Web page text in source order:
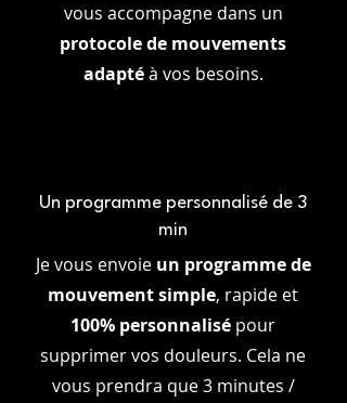
vous accompagne dans un
protocole de mouvements
adaptéà vos besoins.
Un programme personnalisé de 3
min
Je vous envoie un programme de
mouvement simple, rapide et
100% personnalisé pour
supprimer vos douleurs. Cela ne
vous prendra que 3 minutes /